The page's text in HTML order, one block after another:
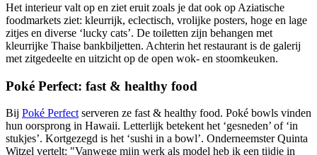
Het interieur valt op en ziet eruit zoals je dat ook op Aziatische
foodmarkets ziet: kleurrijk, eclectisch, vrolijke posters, hoge en lage
zitjes en diverse ‘lucky cats’. De toiletten zijn behangen met
kleurrijke Thaise bankbiljetten. Achterin het restaurant is de galerij
met zitgedeelte en uitzicht op de open wok- en stoomkeuken.
Poké Perfect: fast & healthy food
Bij Poké Perfectserveren ze fast & healthy food. Poké bowls vinden
hun oorsprong in Hawaii. Letterlijk betekent het ‘gesneden’ of ‘in
stukjes’. Kortgezegd is het ‘sushi in a bowl’. Onderneemster Quinta
Witzel vertelt: "Vanwege mijn werk als model heb ik een tijdje in